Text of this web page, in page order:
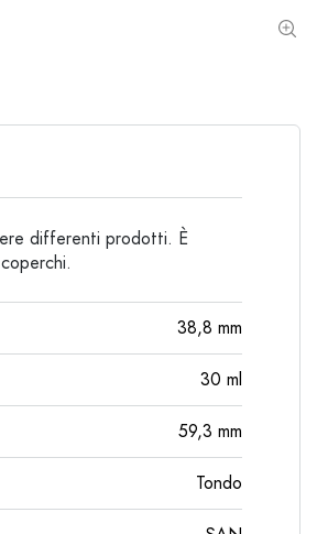
Bottiglie a collo largo
Bottiglie in alluminio
differenti prodotti. È
38,8 mm
30 ml
59,3 mm
Tondo